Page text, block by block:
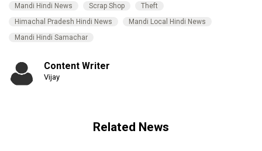
Mandi Hindi News Scrap Shop
Theft
Himachal Pradesh Hindi News
Mandi Local Hindi News
Mandi Hindi Samachar
Content Writer
Vijay
Related News